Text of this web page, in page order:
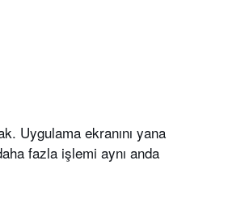
Uygulama ekranını yana
fazla işlemi aynı anda